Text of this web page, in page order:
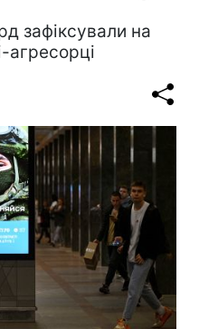
зафіксували на
агресорці